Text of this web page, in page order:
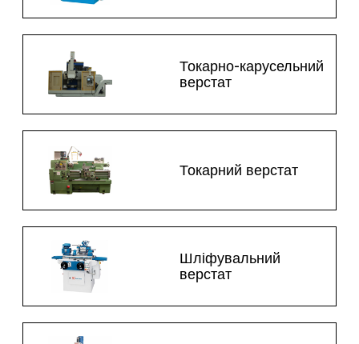
Токарно-карусельний
верстат
Токарний верстат
Шліфувальний
верстат